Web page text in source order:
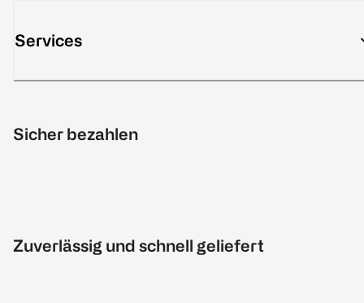
Services
Sicher bezahlen
Zuverlässig und schnell geliefert